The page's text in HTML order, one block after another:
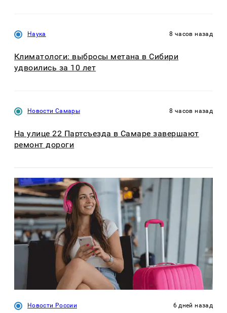
Наука 8 часов назад
Климатологи: выбросы метана в Сибири
удвоились за 10 лет
Новости Самары 8 часов назад
На улице 22 Партсъезда в Самаре завершают
ремонт дороги
Новости России 6 дней назад